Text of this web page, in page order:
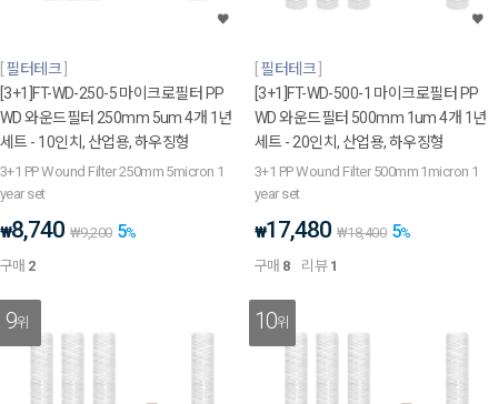
필터테크
[3+1]FT-WD-250-5 마이크로필터 PP
WD 와운드필터 250mm 5um 4개 1년
세트 - 10인치, 산업용, 하우징형
3+1 PP Wound Filter 250mm 5micron 1
year set
₩8,740 ₩9,200 5%
구매 2
필터테크
[3+1]FT-WD-500-1 마이크로필터 PP
WD 와운드필터 500mm 1um 4개 1년
세트 - 20인치, 산업용, 하우징형
3+1 PP Wound Filter 500mm 1micron 1
year set
₩17,480 ₩18,400 5%
구매 8 리뷰 1
9위 10위